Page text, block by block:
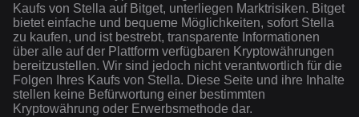
Kaufs von Stella auf Bitget, unterliegen Marktrisiken. Bitget
bietet einfache und bequeme Möglichkeiten, sofort Stella
zu kaufen, und ist bestrebt, transparente Informationen
über alle auf der Plattform verfügbaren Kryptowährungen
bereitzustellen. Wir sind jedoch nicht verantwortlich für die
Folgen Ihres Kaufs von Stella. Diese Seite und ihre Inhalte
stellen keine Befürwortung einer bestimmten
Kryptowährung oder Erwerbsmethode dar.